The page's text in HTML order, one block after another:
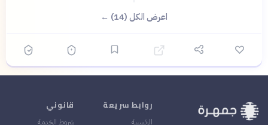
اعرض الكل (14) ←
روابط سريعة
الرئيسية
قانوني
شروط الخدمة